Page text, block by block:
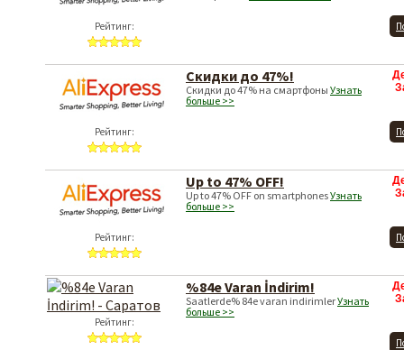
Рейтинг:
Рейтинг:
Скидки до 47%!
Скидки до 47% на смартфоны Узнать
больше >>
Рейтинг:
Up to 47% OFF!
Up to 47% OFF on smartphonesУзнать
больше >>
Рейтинг:
%84e Varan İndirim!
Saatlerde% 84e varan indirimlerУзнать
больше >>